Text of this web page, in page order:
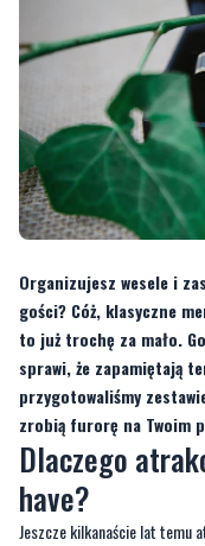
Organizujesz wesele i
gości? Cóż, klasyczne
to już trochę za mało.
sprawi, że zapamiętają
przygotowaliśmy
zrobią furorę na Twoim
Dlaczego
have?
Jeszcze kilkanaście lat temu